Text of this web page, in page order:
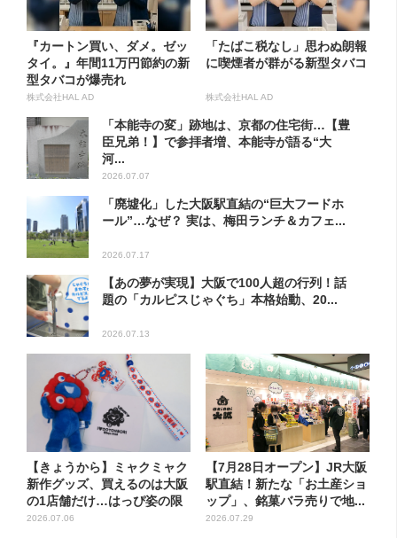
『カートン買い、ダメ。ゼッ
タイ。』年間11万円節約の新
型タバコが爆売れ
株式会社HAL AD
「たばこ税なし」思わぬ朗報
に喫煙者が群がる新型タバコ
株式会社HAL AD
「本能寺の変」跡地は、京都の住宅街…【豊
臣兄弟！】で参拝者増、本能寺が語る“大
河...
2026.07.07
「廃墟化」した大阪駅直結の“巨大フードホ
ール”…なぜ？ 実は、梅田ランチ＆カフェ...
2026.07.17
【あの夢が実現】大阪で100人超の行列！話
題の「カルピスじゃぐち」本格始動、20...
2026.07.13
【きょうから】ミャクミャク
新作グッズ、買えるのは大阪
の1店舗だけ…はっぴ姿の限
定...
2026.07.06
【7月28日オープン】JR大阪
駅直結！新たな「お土産ショ
ップ」、銘菓バラ売りで地...
2026.07.29